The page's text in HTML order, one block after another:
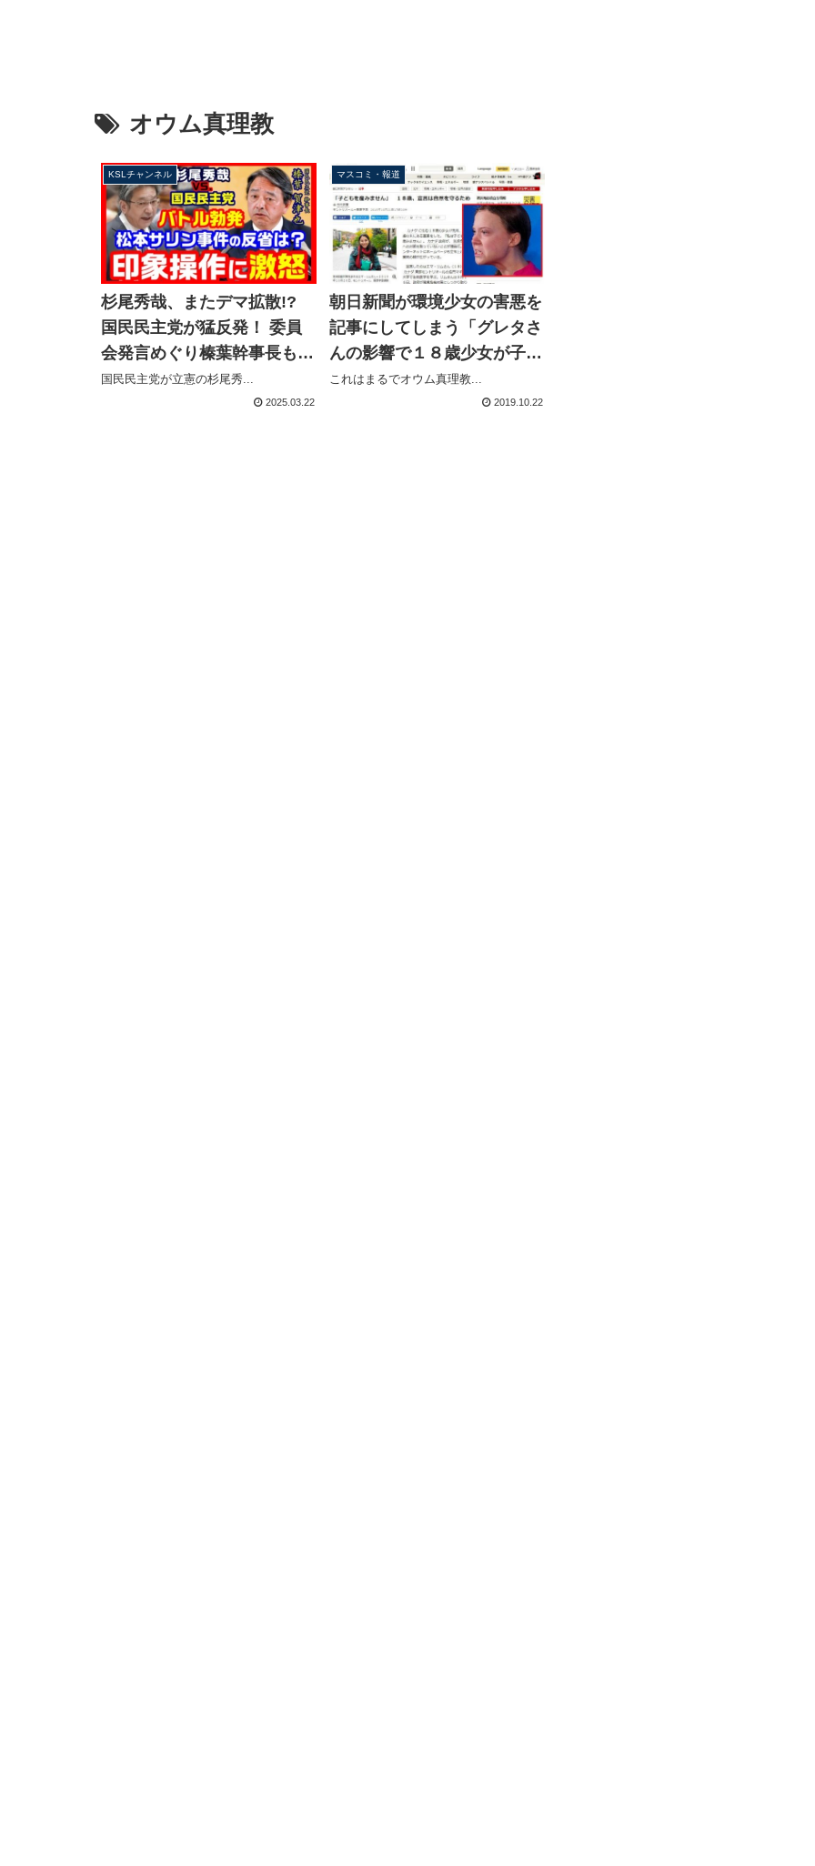
オウム真理教
KSLチャンネル
杉尾秀哉、またデマ拡散!?
国民民主党が猛反発！ 委員
会発言めぐり榛葉幹事長も激
怒！松本サリン事件の反省は
ないのか？【KSLチャンネ
国民民主党が立憲の杉尾秀...
2025.03.22
マスコミ・報道
朝日新聞が環境少女の害悪を
記事にしてしまう「グレタさ
んの影響で１８歳少女が子供
産みません宣言」終末思想や
これはまるでオウム真理教...
2019.10.22